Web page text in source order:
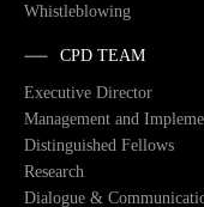
Whistleblowing
CPD TEAM
Executive Director
Management and
Distinguished Fellows
Research
Dialogue &